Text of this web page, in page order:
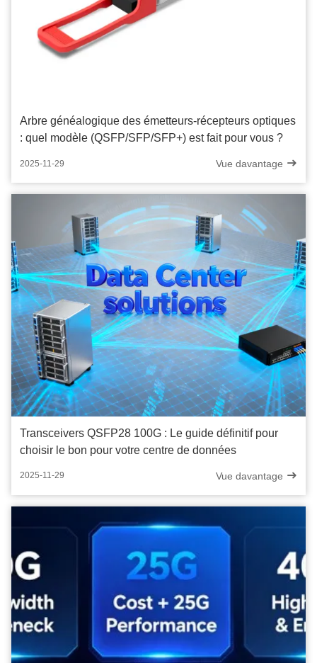
Arbre généalogique des émetteurs-récepteurs optiques
: quel modèle (QSFP/SFP/SFP+) est fait pour vous ?
2025-11-29 Vue davantage
Transceivers QSFP28 100G : Le guide définitif pour
choisir le bon pour votre centre de données
2025-11-29 Vue davantage